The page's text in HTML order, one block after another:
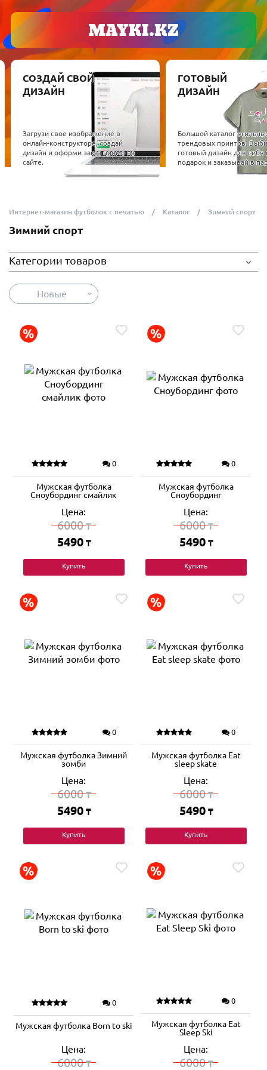
СОЗДАЙ СВОЙ
ДИЗАЙН
Загрузи свое изображение в
онлайн-конструкторе, создай
дизайн и оформи заказ прямо на
сайте.
ГОТОВЫЙ
ДИЗАЙН
Большой каталог
трендовых принтов.
готовый дизайн для себя
подарок и заказывай в
Интернет-магазин футболок с печатью Каталог Зимний спорт
Зимний спорт
Категории товаров
Новые
0
Мужская футболка
Сноубординг смайлик
Цена:
6000₸
5490 ₸
Купить
0
Мужская футболка
Сноубординг
Цена:
6000₸
5490 ₸
Купить
0
Мужская футболка Зимний
зомби
Цена:
6000₸
5490 ₸
Купить
0
Мужская футболка Eat
sleep skate
Цена:
6000₸
5490 ₸
Купить
0
Мужская футболка Born to ski
Цена:
6000₸
0
Мужская футболка Eat
Sleep Ski
Цена:
6000₸